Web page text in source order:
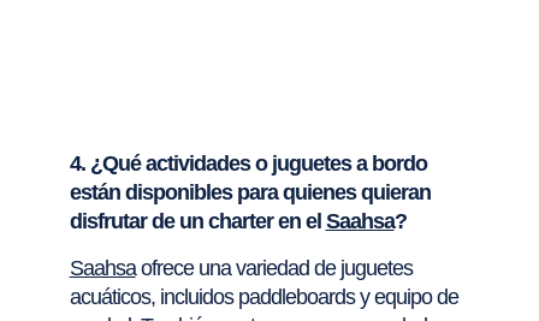
4. ¿Qué actividades o juguetes a bordo
están disponibles para quienes quieran
disfrutar de un charter en el Saahsa?
Saahsaofrece una variedad de juguetes
acuáticos, incluidos paddleboards y equipo de